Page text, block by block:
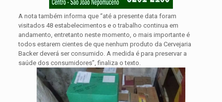
A nota também informa que “até a presente data foram
visitados 48 estabelecimentos e o trabalho continua em
andamento, entretanto neste momento, o mais importante é
todos estarem cientes de que nenhum produto da Cervejaria
Backer deverá ser consumido. A medida é para preservar a
saúde dos consumidores”, finaliza o texto.